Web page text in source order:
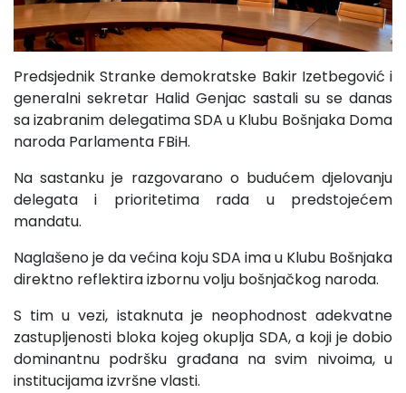
Predsjednik Stranke demokratske Bakir Izetbegović i
generalni sekretar Halid Genjac sastali su se danas
sa izabranim delegatima SDA u Klubu Bošnjaka Doma
naroda Parlamenta FBiH.
Na sastanku je razgovarano o budućem djelovanju
delegata i prioritetima rada u predstojećem
mandatu.
Naglašeno je da većina koju SDA ima u Klubu Bošnjaka
direktno reflektira izbornu volju bošnjačkog naroda.
S tim u vezi, istaknuta je neophodnost adekvatne
zastupljenosti bloka kojeg okuplja SDA, a koji je dobio
dominantnu podršku građana na svim nivoima, u
institucijama izvršne vlasti.